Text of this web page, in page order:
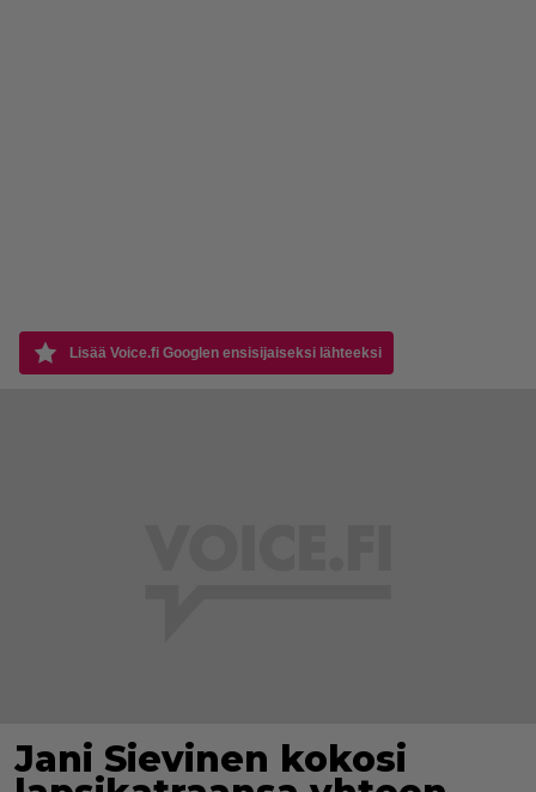
Lisää Voice.fi Googlen ensisijaiseksi lähteeksi
Jani Sievinen kokosi